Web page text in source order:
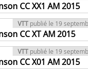
CC XX1 AM 2015
VTT publié le 19
CC XT AM 2015
VTT publié le 19
CC X01 AM 2015